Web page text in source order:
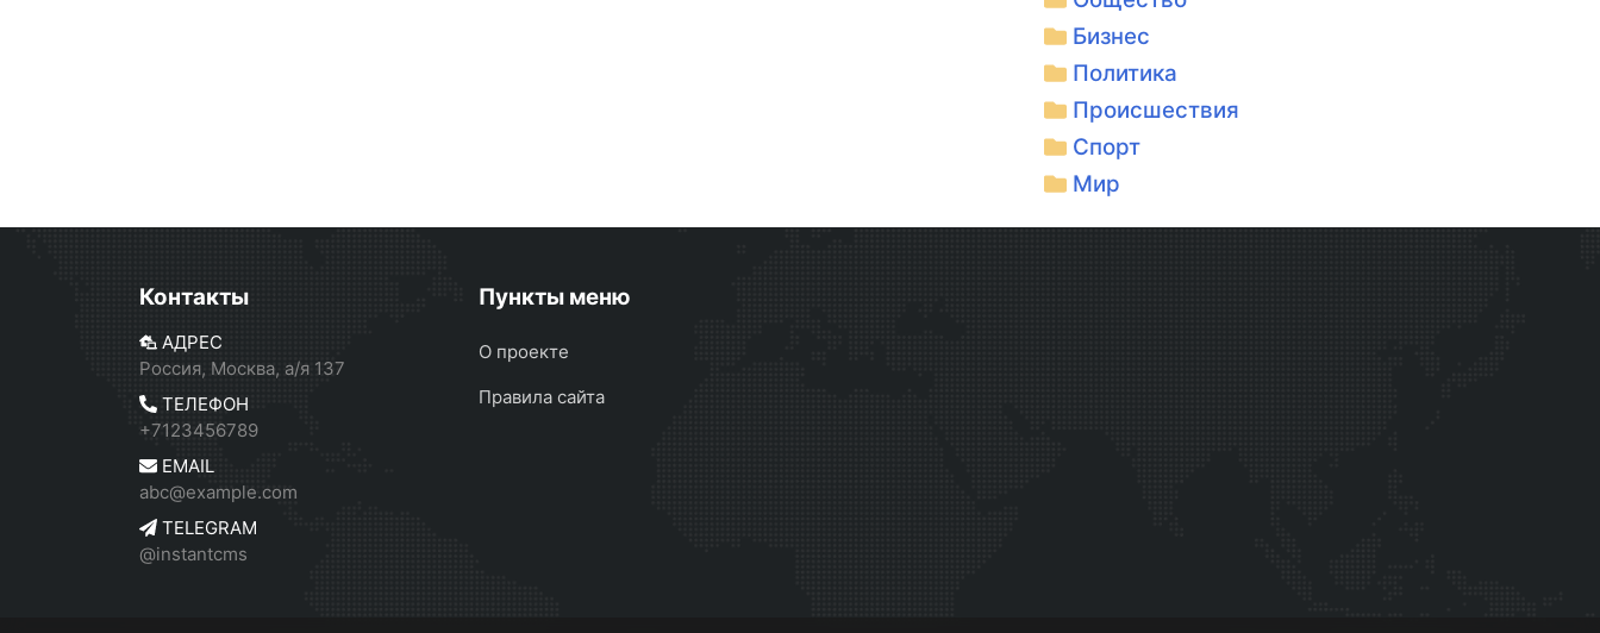
Бизнес
Политика
Происшествия
Спорт
Мир
Контакты
АДРЕС
Россия, Москва, а/я 137
ТЕЛЕФОН
+7123456789
EMAIL
abc@example.com
TELEGRAM
@instantcms
Пункты меню
О проекте
Правила сайта